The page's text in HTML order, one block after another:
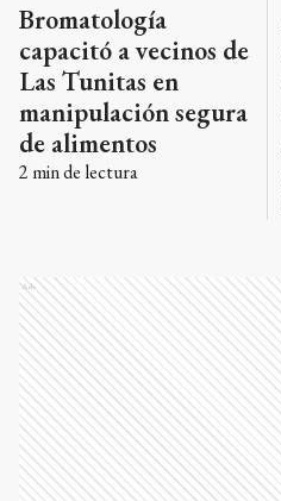
Bromatología
capacitó a vecinos de
Las Tunitas en
manipulación segura
de alimentos
2 min de lectura
Ads